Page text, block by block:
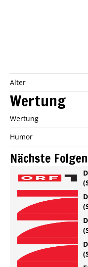
Alter
Wertung
Wertung
Humor
Nächste Folgen